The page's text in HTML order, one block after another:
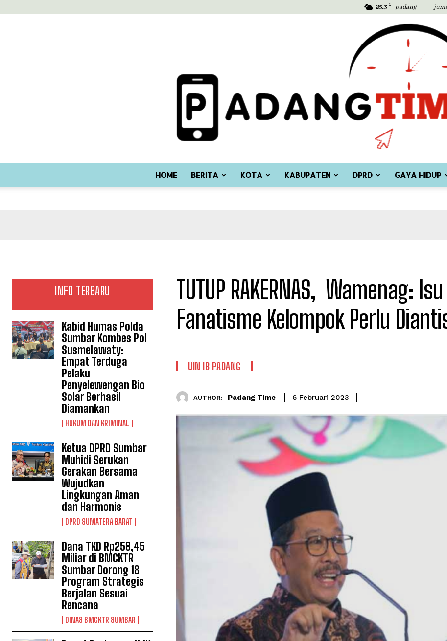
25.3 C padang
HOME BERITA KOTA KABUPATEN DPRD GAYA HIDUP
INFO TERBARU
Kabid Humas Polda
Sumbar Kombes Pol
Susmelawaty:
Empat Terduga
Pelaku
Penyelewengan Bio
Solar Berhasil
Diamankan
HUKUM DAN KRIMINAL
Ketua DPRD Sumbar
Muhidi Serukan
Gerakan Bersama
Wujudkan
Lingkungan Aman
dan Harmonis
DPRD SUMATERA BARAT
Dana TKD Rp258,45
Miliar di BMCKTR
Sumbar Dorong 18
Program Strategis
Berjalan Sesuai
Rencana
DINAS BMCKTR SUMBAR
TUTUP RAKERNAS, Wamenag: Isu
Fanatisme Kelompok Perlu
UIN IB PADANG
AUTHOR: Padang Time 6 Februari 2023